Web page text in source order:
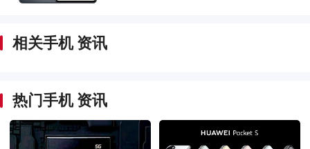
相关手机 资讯
热门手机 资讯